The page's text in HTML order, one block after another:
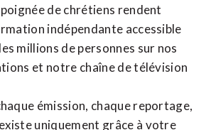
de chrétiens rendent
indépendante accessible
millions de personnes sur nos
et notre chaîne de télévision
émission, chaque reportage,
uniquement grâce à votre